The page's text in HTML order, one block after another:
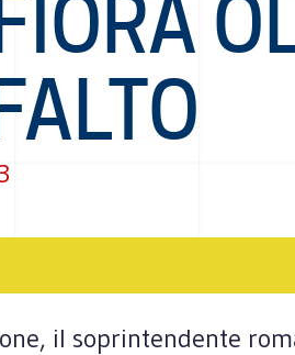
il soprintendente